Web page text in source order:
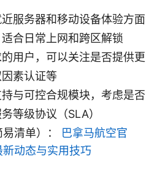
服务器和移动设备体验方面
合日常上网和跨区解锁
用户，可以关注是否提供更
素认证等
与可控合规模块，考虑是否
等级协议（SLA）
清单）： 巴拿马航空官
动态与实用技巧